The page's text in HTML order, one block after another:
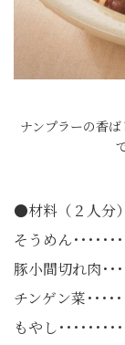
ナンプラーの香
●材料（２人分）
そうめん･･････
豚小間切れ肉･･
チンゲン菜････
もやし････････